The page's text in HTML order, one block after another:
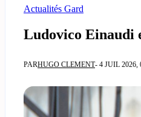
Actualités Gard
Ludovico Einaudi
PARHUGO CLEMENT- 4 JUIL 2026,